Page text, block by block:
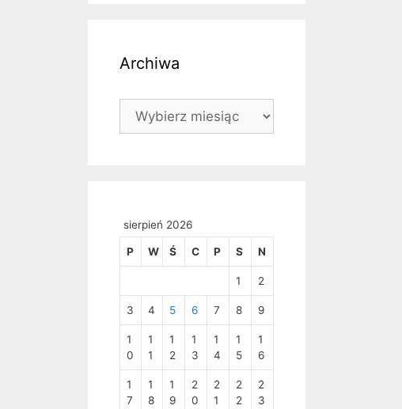
Archiwa
Archiwa
sierpień 2026
P W Ś C P S N
1 2
3 4 5 6 7 8 9
1
0
1
1
1
2
1
3
1
4
1
5
1
6
1
7
1
8
1
9
2
0
2
1
2
2
2
3